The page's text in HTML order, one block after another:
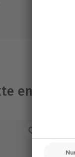
entdecken